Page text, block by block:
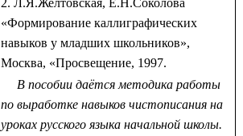
2. Л.Я.Желтовская, Е.Н.Соколова
«Формирование каллиграфических
навыков у младших школьников»,
Москва, «Просвещение, 1997.
В пособии даётся методика работы
по выработке навыков чистописания на
уроках русского языка начальной школы.